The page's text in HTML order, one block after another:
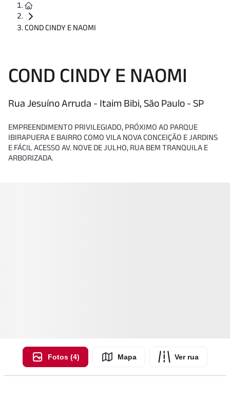
COND CINDY E NAOMI
COND CINDY E NAOMI
Rua Jesuíno Arruda - Itaim Bibi, São Paulo - SP
EMPREENDIMENTO PRIVILEGIADO, PRÓXIMO AO PARQUE
IBIRAPUERA E BAIRRO COMO VILA NOVA CONCEIÇÃO E JARDINS
E FÁCIL ACESSO AV. NOVE DE JULHO, RUA BEM TRANQUILA E
ARBORIZADA.
Fotos (4) Mapa Ver rua